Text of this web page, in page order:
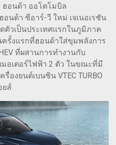
ฮอนด้า ออโตโมบิล
อนด้า ซีอาร์-วี ใหม่ เจเนอเรชัน
ตัวเป็นประเทศแรกในภูมิภาค
ครั้งแรกที่ฮอนด้าใส่ขุมพลังการ
ที่ผสานการทำงานกับ
อเตอร์ไฟฟ้า 2 ตัว ในขณะที่มี
องยนต์เบนซิน VTEC TURBO
ยส์